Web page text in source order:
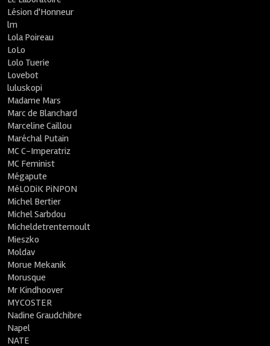
Lésion d'Honneur
lm
Lola Poireau
LoLo
Lolo Tuerie
Lovebot
luluskopi
Madame Mars
Marc de Blanchard
Marceline Caillou
Maréchal Putain
MC C-Imperatriz
MC Feminist
Mégapute
MéLODiK PiNPON
Michel Bertier
Michel Sarbdou
Micheldetrentemoult
Mieszko
Moldav
Morue Mekanik
Morusque
Mr Kindhoover
MYCOSTER
Nadine Graudchibre
Napel
NATE